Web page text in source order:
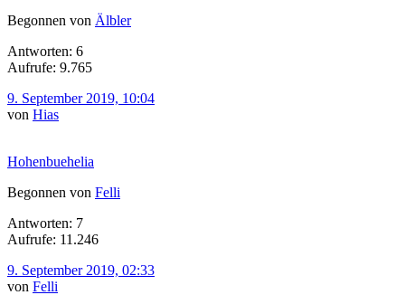
Begonnen von Älbler
Antworten: 6
Aufrufe: 9.765
9. September 2019, 10:04
von Hias
Hohenbuehelia
Begonnen von Felli
Antworten: 7
Aufrufe: 11.246
9. September 2019, 02:33
von Felli